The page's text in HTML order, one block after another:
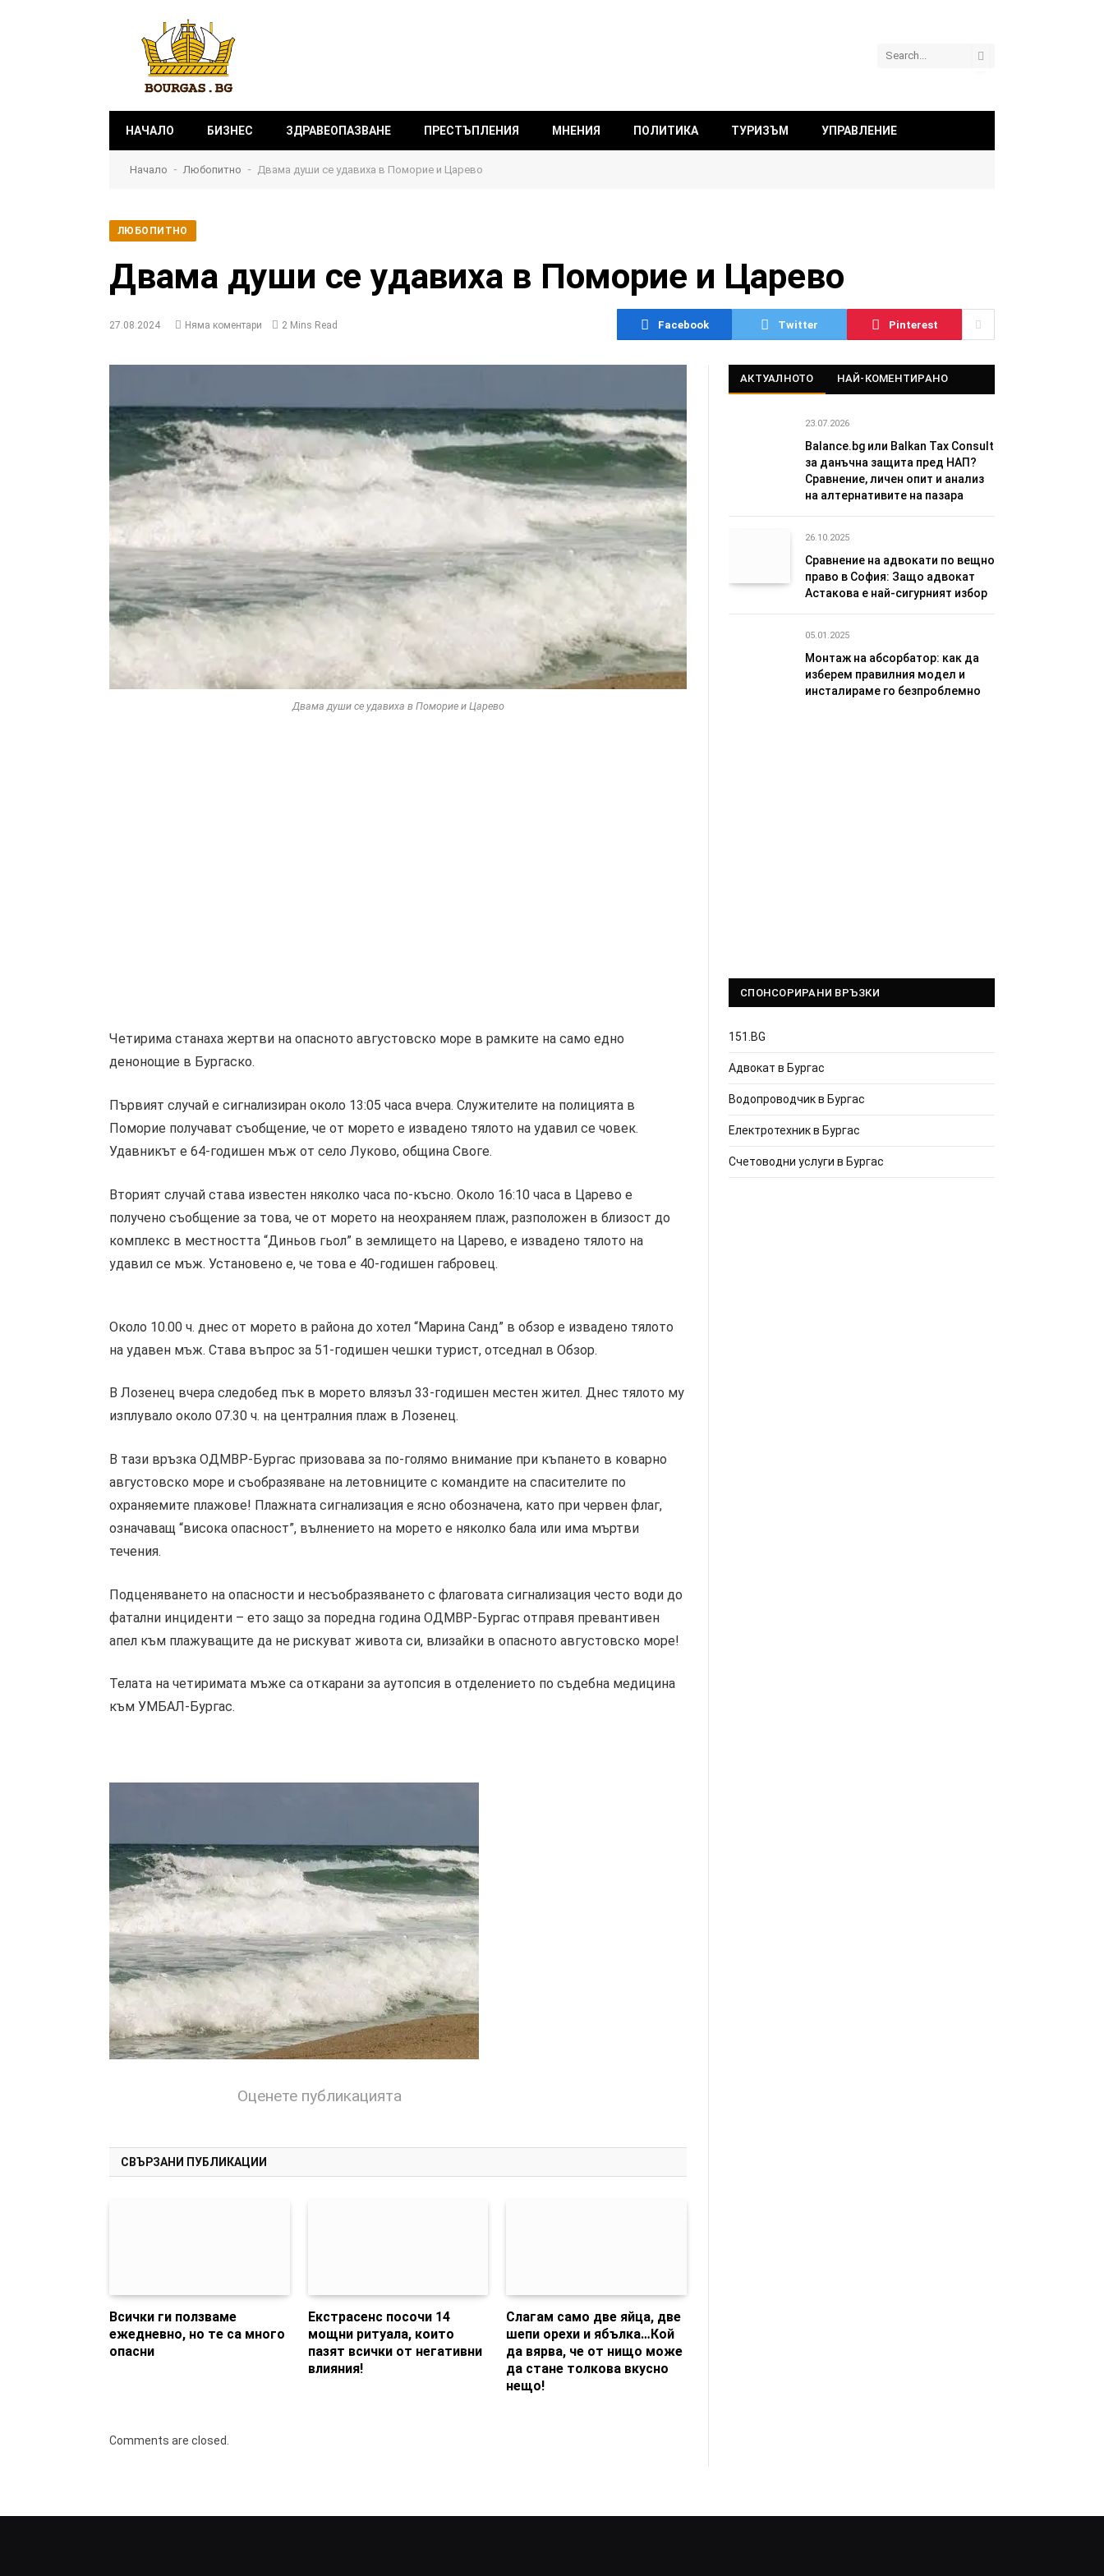
НАЧАЛО БИЗНЕС ЗДРАВЕОПАЗВАНЕ ПРЕСТЪПЛЕНИЯ МНЕНИЯ ПОЛИТИКА ТУРИЗЪМ УПРАВЛЕНИЕ
Начало - Любопитно - Двама души се удавиха в Поморие и Царево
ЛЮБОПИТНО
Двама души се удавиха в Поморие и Царево
27.08.2024 Няма коментари 2 Mins Read Facebook Twitter Pinterest
Двама души се удавиха в Поморие и Царево
Четирима станаха жертви на опасното августовско море в рамките на само едно
денонощие в Бургаско.
Първият случай е сигнализиран около 13:05 часа вчера. Служителите на полицията в
Поморие получават съобщение, че от морето е извадено тялото на удавил се човек.
Удавникът е 64-годишен мъж от село Луково, община Своге.
Вторият случай става известен няколко часа по-късно. Около 16:10 часа в Царево е
получено съобщение за това, че от морето на неохраняем плаж, разположен в близост до
комплекс в местността “Диньов гьол” в землището на Царево, е извадено тялото на
удавил се мъж. Установено е, че това е 40-годишен габровец.
Около 10.00 ч. днес от морето в района до хотел “Марина Санд” в обзор е извадено тялото
на удавен мъж. Става въпрос за 51-годишен чешки турист, отседнал в Обзор.
В Лозенец вчера следобед пък в морето влязъл 33-годишен местен жител. Днес тялото му
изплувало около 07.30 ч. на централния плаж в Лозенец.
В тази връзка ОДМВР-Бургас призовава за по-голямо внимание при къпането в коварно
августовско море и съобразяване на летовниците с командите на спасителите по
охраняемите плажове! Плажната сигнализация е ясно обозначена, като при червен флаг,
означаващ “висока опасност”, вълнението на морето е няколко бала или има мъртви
течения.
Подценяването на опасности и несъобразяването с флаговата сигнализация често води до
фатални инциденти – ето защо за поредна година ОДМВР-Бургас отправя превантивен
апел към плажуващите да не рискуват живота си, влизайки в опасното августовско море!
Телата на четиримата мъже са откарани за аутопсия в отделението по съдебна медицина
към УМБАЛ-Бургас.
Оценете публикацията
СВЪРЗАНИ ПУБЛИКАЦИИ
Всички ги ползваме
ежедневно, но те са много
опасни
Екстрасенс посочи 14
мощни ритуала, които
пазят всички от негативни
влияния!
Слагам само две яйца, две
шепи орехи и ябълка…Кой
да вярва, че от нищо може
да стане толкова вкусно
нещо!
Comments are closed.
АКТУАЛНОТО НАЙ-КОМЕНТИРАНО
23.07.2026
Balance.bg или Balkan Tax Consult
за данъчна защита пред НАП?
Сравнение, личен опит и анализ
на алтернативите на пазара
26.10.2025
Сравнение на адвокати по вещно
право в София: Защо адвокат
Астакова е най-сигурният избор
05.01.2025
Монтаж на абсорбатор: как да
изберем правилния модел и
инсталираме го безпроблемно
СПОНСОРИРАНИ ВРЪЗКИ
151.BG
Адвокат в Бургас
Водопроводчик в Бургас
Електротехник в Бургас
Счетоводни услуги в Бургас